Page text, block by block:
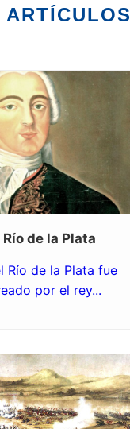
ARTÍCULOS
de la Plata
Río de la Plata fue
por el rey...